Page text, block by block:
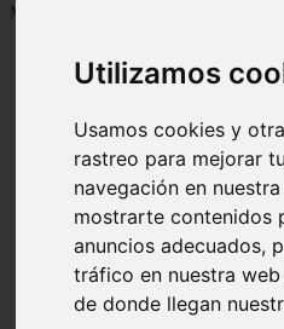
Utilizamos
Usamos cookies y
rastreo para mejorar
navegación en
mostrarte contenidos
anuncios adecuados,
tráfico en nuestra
de donde llegan
Mostrando 1 - 24 de 148 artículos
Newskill Kitsune Review